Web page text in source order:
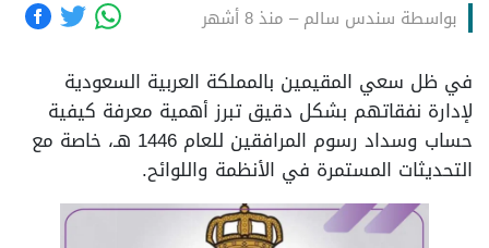
بواسطة سندس سالم– منذ 8 أشهر
في ظل سعي المقيمين بالمملكة العربية السعودية
لإدارة نفقاتهم بشكل دقيق تبرز أهمية معرفة كيفية
حساب وسداد رسوم المرافقين للعام 1446 هـ، خاصة مع
التحديثات المستمرة في الأنظمة واللوائح.